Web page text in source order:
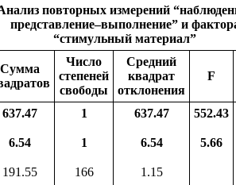
повторных измерений
представление–выполнение” и
“стимульный материал”
Сумма
Число
степеней
свободы
Средний
квадрат
отклонения
F
637.47 1 637.47
552.43
6.54 1 6.54 5.66
191.55 166
1.15